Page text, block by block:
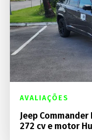
AVALIAÇÕES
Jeep
272 cv e motor